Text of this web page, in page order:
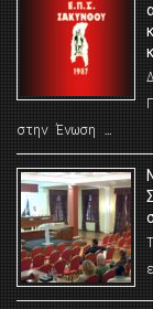
στην Ένωση …